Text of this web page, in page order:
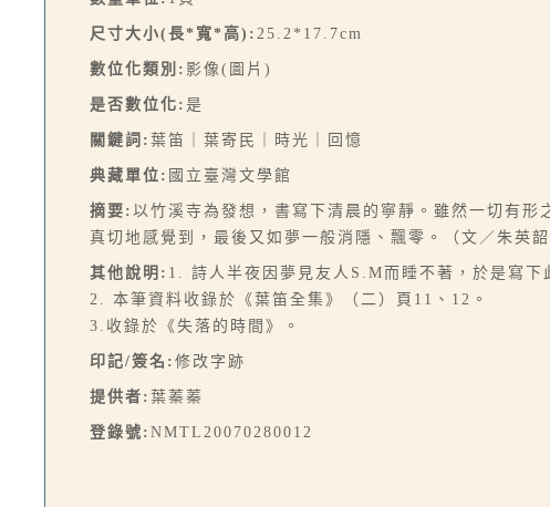
尺寸大小(長*寬*高): 25.2*17.7cm
數位化類別: 影像(圖片)
是否數位化: 是
關鍵詞: 葉笛｜葉寄民｜時光｜回憶
典藏單位: 國立臺灣文學館
摘要: 以竹溪寺為發想，書寫下清晨的寧靜。雖然一切有
真切地感覺到，最後又如夢一般消隱、飄零。（文／朱英韶
其他說明: 1. 詩人半夜因夢見友人S.M而睡不著，於是寫下
2. 本筆資料收錄於《葉笛全集》（二）頁11、12。
3.收錄於《失落的時間》。
印記/簽名: 修改字跡
提供者: 葉蓁蓁
登錄號: NMTL20070280012